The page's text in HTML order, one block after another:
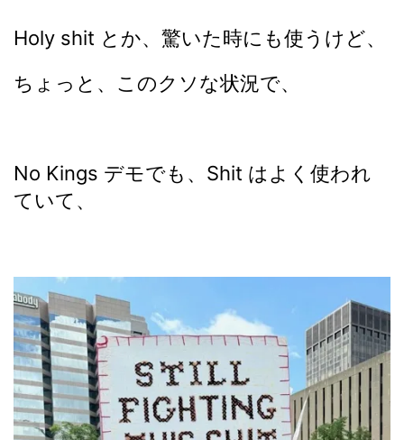
Holy shit とか、驚いた時にも使うけど、
ちょっと、このクソな状況で、
No Kings デモでも、Shit はよく使われ
ていて、